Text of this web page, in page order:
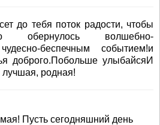
до тебя поток радости, чтобы
обернулось волшебно-
беспечным событием!и
доброго.Побольше улыбайсяИ
родная!
Пусть сегодняшний день